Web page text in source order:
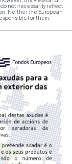
not necessarily reflect
Neither the European
for them.